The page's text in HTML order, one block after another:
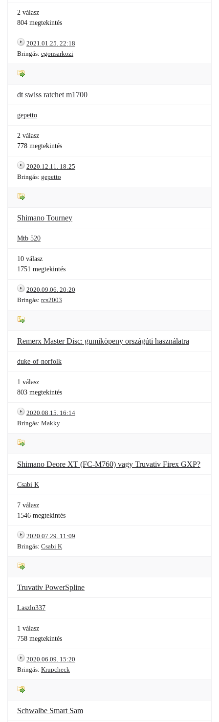
2 válasz
804 megtekintés
2021.01.25. 22:18
Bringás: egonsarkozi
dt swiss ratchet m1700
gepetto
2 válasz
778 megtekintés
2020.12.11. 18:25
Bringás: gepetto
Shimano Tourney
Mtb 520
10 válasz
1751 megtekintés
2020.09.06. 20:20
Bringás: rcs2003
Remerx Master Disc: gumiköpeny országúti használatra
duke-of-norfolk
1 válasz
803 megtekintés
2020.08.15. 16:14
Bringás: Makky
Shimano Deore XT (FC-M760) vagy Truvativ Firex GXP?
Csabi K
7 válasz
1546 megtekintés
2020.07.29. 11:09
Bringás: Csabi K
Truvativ PowerSpline
Laszlo337
1 válasz
758 megtekintés
2020.06.09. 15:20
Bringás: Krupcheck
Schwalbe Smart Sam